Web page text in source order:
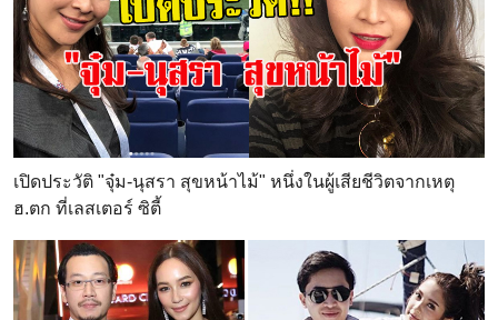
เปิดประวัติ "จุ๋ม-นุสรา สุขหน้าไม้" หนึ่งในผู้เสียชีวิตจากเหตุ
ฮ.ตก ที่เลสเตอร์ ซิตี้